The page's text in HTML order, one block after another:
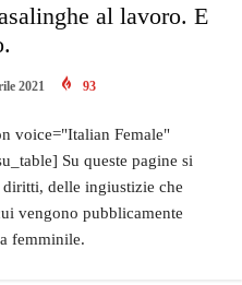
al lavoro. E
2021 93
voice="Italian Female"
Su queste pagine si
delle ingiustizie che
vengono pubblicamente
femminile.